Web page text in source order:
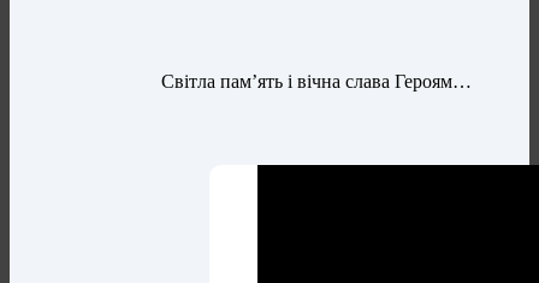
Світла пам’ять і вічна слава Героям…